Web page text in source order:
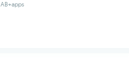
AB+apps